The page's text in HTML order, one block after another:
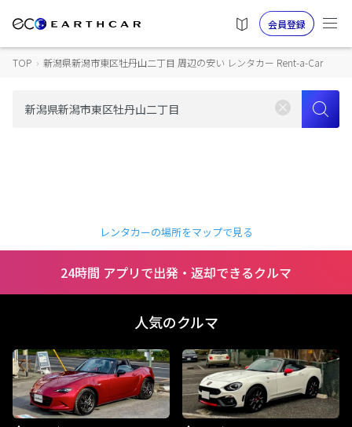
会員登録
TOP › 新潟県新潟市東区牡丹山二丁目 周辺の安い レンタカー Rent-a-Car
レンタカーの場所をマップで見る
24時間 アプリで出発・返却できるクルマ
人気のクルマ